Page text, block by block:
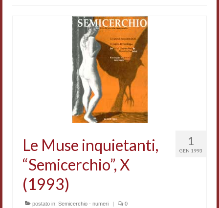
I Deug-Su
Relazioni sulle attività
Accordi di cooperazione
Koreanische Literatur und Kultur
Hagiographica Coreana
Cultura medioevale
1
GEN 1993
Le Muse inquietanti,
“Semicerchio”, X
(1993)
postato in: Semicerchio - numeri | 0